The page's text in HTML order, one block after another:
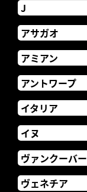
J
アサガオ
アミアン
アントワープ
イタリア
イヌ
ヴァンクーバー
ヴェネチア